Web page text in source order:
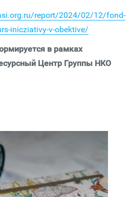
report/2024/02/12/fond-
inicziativy-v-obektive/
в рамках
Центр Группы НКО